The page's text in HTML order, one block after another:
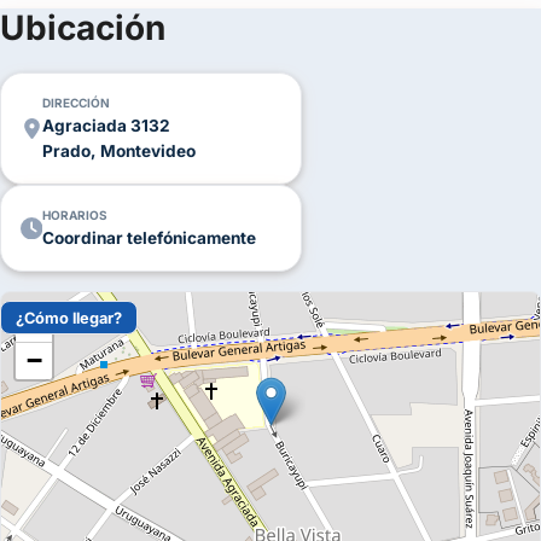
Ubicación
DIRECCIÓN
Agraciada 3132
Prado, Montevideo
HORARIOS
Coordinar telefónicamente
+
−
¿Cómo llegar?